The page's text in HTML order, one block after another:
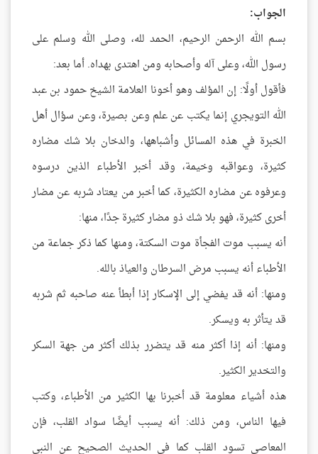
الجواب:
بسم الله الرحمن الرحيم، الحمد لله، وصلى الله وسلم على
رسول الله، وعلى آله وأصحابه ومن اهتدى بهداه. أما بعد:
فأقول أولًا: إن المؤلف وهو أخونا العلامة الشيخ حمود بن عبد
الله التويجري إنما يكتب عن علم وعن بصيرة، وعن سؤال أهل
الخبرة في هذه المسائل وأشباهها، والدخان بلا شك مضاره
كثيرة، وعواقبه وخيمة، وقد أخبر الأطباء الذين درسوه
وعرفوه عن مضاره الكثيرة، كما أخبر من يعتاد شربه عن مضار
أخرى كثيرة، فهو بلا شك ذو مضار كثيرة جدًا، منها:
أنه يسبب موت الفجأة موت السكتة، ومنها كما ذكر جماعة من
الأطباء أنه يسبب مرض السرطان والعياذ بالله.
ومنها: أنه قد يفضي إلى الإسكار إذا أبطأ عنه صاحبه ثم شربه
قد يتأثر به ويسكر.
ومنها: أنه إذا أكثر منه قد يتضرر بذلك أكثر من جهة السكر
والتخدير الكثير.
هذه أشياء معلومة قد أخبرنا بها الكثير من الأطباء، وكتب
فيها الناس، ومن ذلك: أنه يسبب أيضًا سواد القلب، فإن
المعاصي تسود القلب كما في الحديث الصحيح عن النبي